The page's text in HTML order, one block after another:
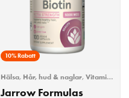
10% Rabatt
Hälsa, Hår, hud & naglar, Vitamin
B, Vitaminer
Jarrow Formulas